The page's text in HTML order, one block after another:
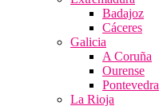
Badajoz
Cáceres
Galicia
A Coruña
Ourense
Pontevedra
La Rioja